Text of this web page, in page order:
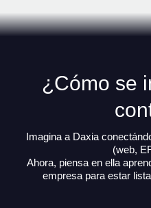
¿Cómo se
Imagina a Daxia
(web,
Ahora, piensa en ella
empresa para estar